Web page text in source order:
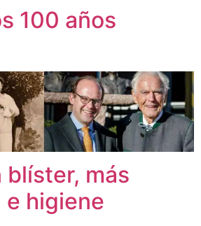
100 años
blíster, más
higiene